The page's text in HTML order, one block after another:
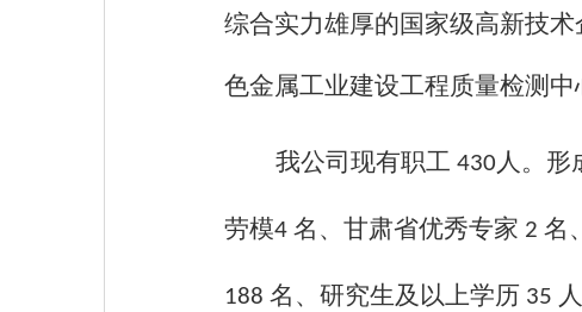
综合实力雄厚的国家级高新技
色金属工业建设工程质量检测中
我公司现有职工 430 人。形
劳模4 名、甘肃省优秀专家 2 名
188 名、研究生及以上学历 35